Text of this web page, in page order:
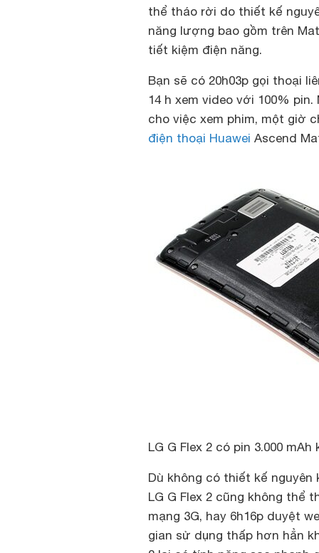
thể tháo rời do thiết kế
năng lượng bao gồm trên
tiết kiệm điện năng.
Bạn sẽ có 20h03p gọi thoại
14 h xem video với 100%
cho việc xem phim, một giờ
điện thoại Huawei Ascend
LG G Flex 2 có pin 3.000
Dù không có thiết kế nguyên
LG G Flex 2 cũng không thể
mạng 3G, hay 6h16p duyệt
gian sử dụng thấp hơn hẳn